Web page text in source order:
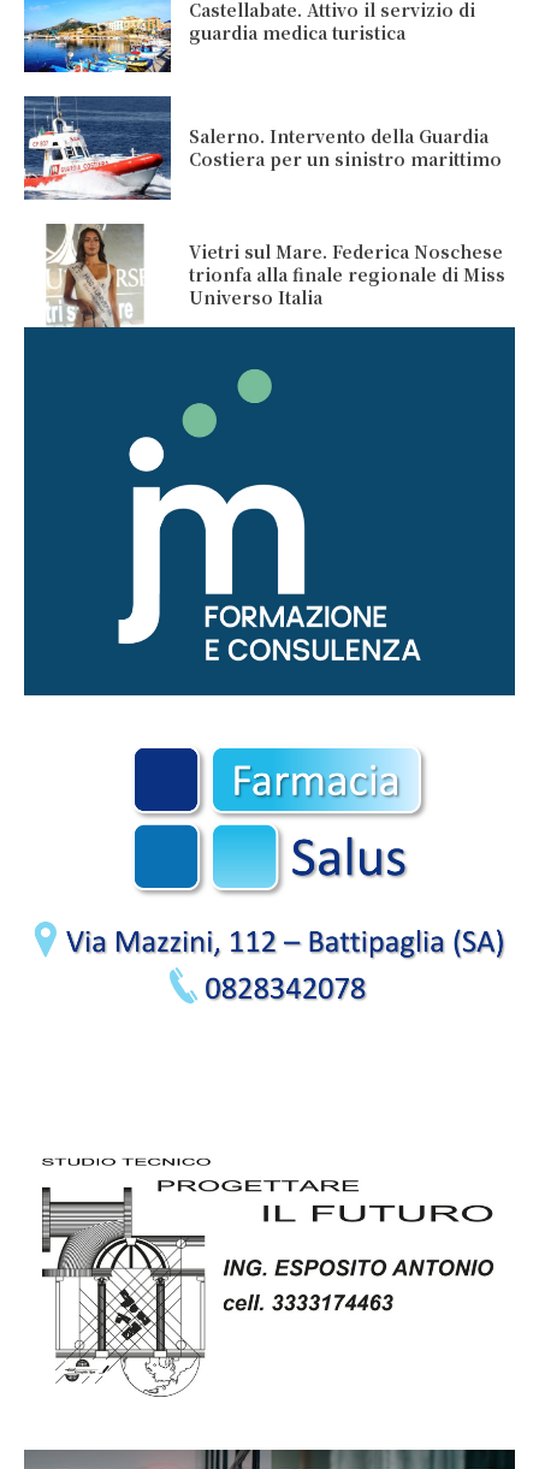
Castellabate. Attivo il servizio di
guardia medica turistica
Salerno. Intervento della Guardia
Costiera per un sinistro marittimo
Vietri sul Mare. Federica Noschese
trionfa alla finale regionale di Miss
Universo Italia